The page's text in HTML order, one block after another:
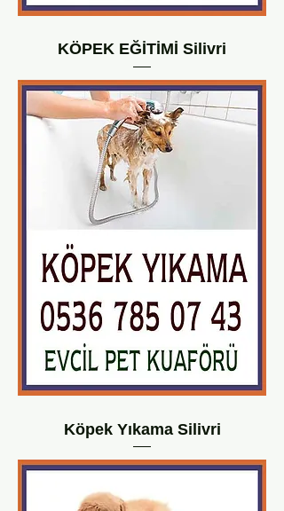
KÖPEK EĞİTİMİ Silivri
Köpek Yıkama Silivri